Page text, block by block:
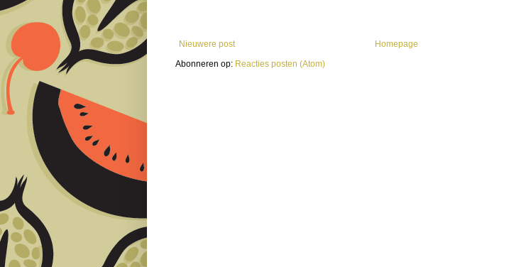
Nieuwere post
Homepage
Abonneren op: Reacties posten (Atom)